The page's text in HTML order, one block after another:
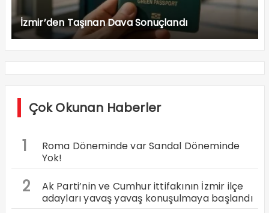
İzmir’den Taşınan Dava Sonuçlandı
Çok Okunan Haberler
1
Roma Döneminde var Sandal Döneminde
Yok!
2
Ak Parti’nin ve Cumhur ittifakının İzmir ilçe
adayları yavaş yavaş konuşulmaya başlandı